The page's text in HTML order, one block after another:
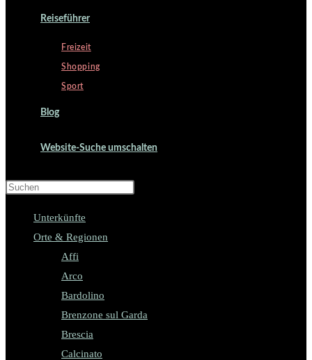
Reiseführer
Freizeit
Shopping
Sport
Blog
Website-Suche umschalten
Unterkünfte
Orte & Regionen
Affi
Arco
Bardolino
Brenzone sul Garda
Brescia
Calcinato